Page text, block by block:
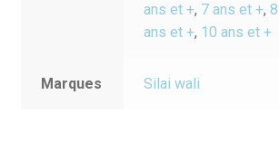
ans et +, 7 ans et +,
ans et +, 10 ans et +
Marques Silai wali